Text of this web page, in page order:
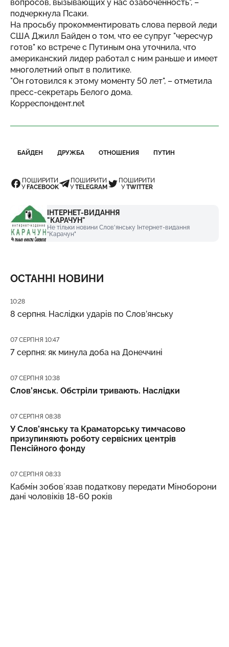
вопросов, вызывающих у нас озабоченность", –
подчеркнула Псаки.
На просьбу прокомментировать слова первой леди
США Джилл Байден о том, что ее супруг "чересчур
готов" ко встрече с Путиным она уточнила, что
американский лидер работал с ним раньше и имеет
многолетний опыт в политике.
"Он готовился к этому моменту 50 лет", – отметила
пресс-секретарь Белого дома.
Корреспондент.net
БАЙДЕН ДРУЖБА ОТНОШЕНИЯ ПУТИН
ПОШИРИТИ
УFACEBOOK
ПОШИРИТИ
УTELEGRAM
ПОШИРИТИ
УTWITTER
ІНТЕРНЕТ-ВИДАННЯ
"КАРАЧУН"
Не тільки новини Слов'янську Інтернет-видання
"Карачун"
ОСТАННІ НОВИНИ
Дата публікації
10:28
8 серпня. Наслідки ударів по Слов’янську
Дата публікації
07 СЕРПНЯ 10:47
7 серпня: як минула доба на Донеччині
Дата публікації
07 СЕРПНЯ 10:38
Слов’янськ. Обстріли тривають. Наслідки
Дата публікації
07 СЕРПНЯ 08:38
У Слов’янську та Краматорську тимчасово
призупиняють роботу сервісних центрів
Пенсійного фонду
Дата публікації
07 СЕРПНЯ 08:33
Кабмін зобовʼязав податкову передати Міноборони
дані чоловіків 18-60 років